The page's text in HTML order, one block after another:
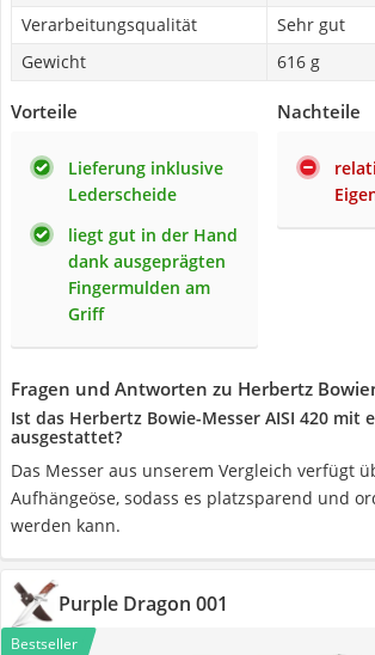
Verarbeitungsqualität
Sehr gut
Gewicht
616 g
Vorteile
Lieferung inklusive
Lederscheide
liegt gut in der Hand
dank ausgeprägten
Fingermulden am
Griff
Nachteile
Fragen und Antworten zu Herbertz
Ist das Herbertz Bowie-Messer AISI 420 mit
ausgestattet?
Das Messer aus unserem Vergleich verfügt
Aufhängeöse, sodass es platzsparend und
werden kann.
Purple Dragon 001
Bestseller